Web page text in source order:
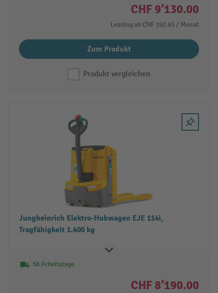
CHF 9’130.00
Leasing ab CHF 192.65 / Monat
Zum Produkt
Produkt vergleichen
Jungheinrich Elektro-Hubwagen EJE 114i,
Tragfähigkeit 1.400 kg
58 Arbeitstage
CHF 8’190.00